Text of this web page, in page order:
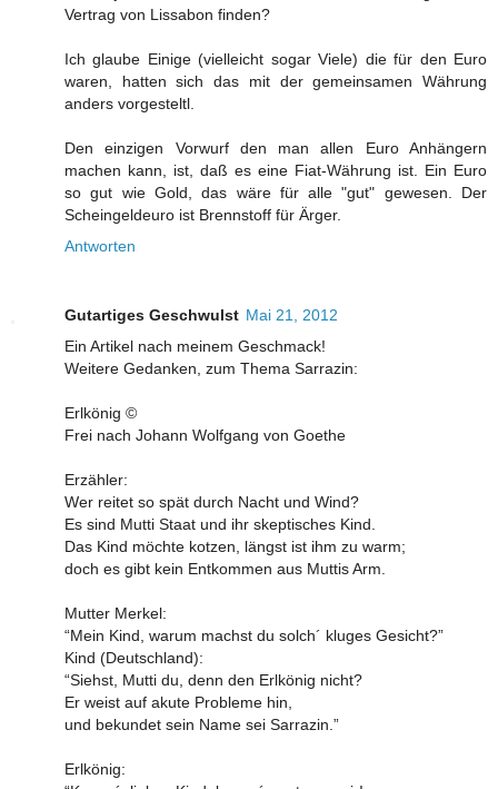
Vertrag von Lissabon finden?
Ich glaube Einige (vielleicht sogar Viele) die für den Euro
waren, hatten sich das mit der gemeinsamen Währung
anders vorgesteltl.
Den einzigen Vorwurf den man allen Euro Anhängern
machen kann, ist, daß es eine Fiat-Währung ist. Ein Euro
so gut wie Gold, das wäre für alle "gut" gewesen. Der
Scheingeldeuro ist Brennstoff für Ärger.
Antworten
Gutartiges Geschwulst Mai 21, 2012
Ein Artikel nach meinem Geschmack!
Weitere Gedanken, zum Thema Sarrazin:
Erlkönig ©
Frei nach Johann Wolfgang von Goethe
Erzähler:
Wer reitet so spät durch Nacht und Wind?
Es sind Mutti Staat und ihr skeptisches Kind.
Das Kind möchte kotzen, längst ist ihm zu warm;
doch es gibt kein Entkommen aus Muttis Arm.
Mutter Merkel:
“Mein Kind, warum machst du solch´ kluges Gesicht?”
Kind (Deutschland):
“Siehst, Mutti du, denn den Erlkönig nicht?
Er weist auf akute Probleme hin,
und bekundet sein Name sei Sarrazin.”
Erlkönig: